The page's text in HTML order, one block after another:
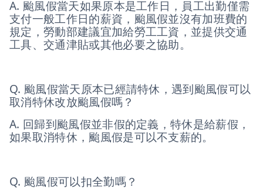
A. 颱風假當天如果原本是工作日，員工出勤僅需
支付一般工作日的薪資，颱風假並沒有加班費的
規定，勞動部建議宜加給勞工工資，並提供交通
工具、交通津貼或其他必要之協助。
Q. 颱風假當天原本已經請特休，遇到颱風假可以
取消特休改放颱風假嗎？
A. 回歸到颱風假並非假的定義，特休是給薪假，
如果取消特休，颱風假是可以不支薪的。
Q. 颱風假可以扣全勤嗎？